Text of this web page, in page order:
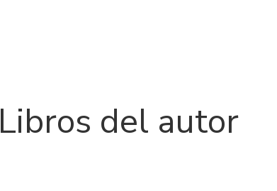
Libros del autor